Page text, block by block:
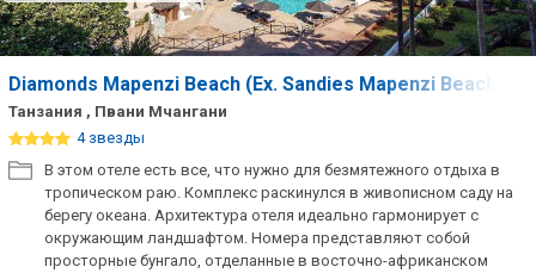
Diamonds Mapenzi Beach (Ex. Sandies Mapenzi Beach
Танзания , Пвани Мчангани
4 звезды
В этом отеле есть все, что нужно для безмятежного отдыха в
тропическом раю. Комплекс раскинулся в живописном саду на
берегу океана. Архитектура отеля идеально гармонирует с
окружающим ландшафтом. Номера представляют собой
просторные бунгало, отделанные в восточно-африканском